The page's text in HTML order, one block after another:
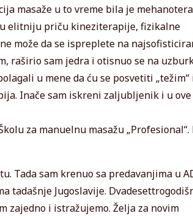
masaže u to vreme bila je
elitniju priču kineziterapije, fizikalne
može da se ispreplete na
raširio sam jedra i otisnuo se na
u mene da ću se posvetiti „težim“
Inače sam iskreni zaljubljenik i u ove
za manuelnu masažu „Profesional“.
Tada sam krenuo sa predavanjima u
tadašnje Jugoslavije.
zajedno i istražujemo. Želja za novim